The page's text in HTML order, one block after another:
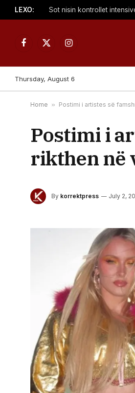
LEXO:
Facebook
X
Instagram
Thursday, August 6
Home » Postimi i artistes së
Postimi i
rikthen në
By korrektpress July 2,